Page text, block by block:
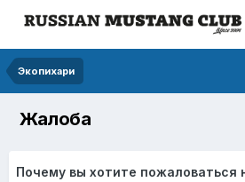
Экопихари
Жалоба
Почему вы хотите пожаловаться